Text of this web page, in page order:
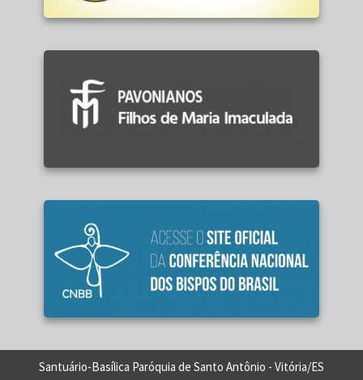
Santuário-Basílica Paróquia de Santo Antônio - Vitória/ES